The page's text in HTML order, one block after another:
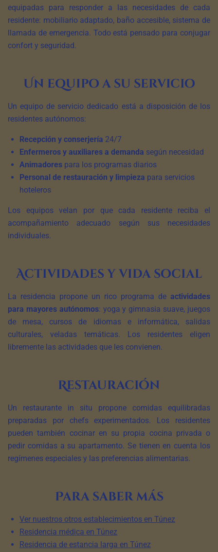
equipadas para responder a las necesidades de cada
residente: mobiliario adaptado, baño accesible, sistema de
llamada de emergencia. Todo está pensado para conjugar
confort y seguridad.
Un equipo a su servicio
Un equipo de servicio dedicado está a disposición de los
residentes autónomos:
Recepción y conserjería 24/7
Enfermeros y auxiliares a demanda según necesidad
Animadores para los programas diarios
Personal de restauración y limpieza para servicios
hoteleros
Los equipos velan por que cada residente reciba el
acompañamiento adecuado según sus necesidades
individuales.
Actividades y vida social
La residencia propone un rico programa de actividades
para mayores autónomos: yoga y gimnasia suave, juegos
de mesa, cursos de idiomas e informática, salidas
culturales, veladas temáticas. Los residentes eligen
libremente las actividades que les convienen.
Restauración
Un restaurante in situ propone comidas equilibradas
preparadas por chefs experimentados. Los residentes
pueden también cocinar en su propia cocina privada o
pedir comidas a su apartamento. Se tienen en cuenta los
regímenes especiales y las preferencias alimentarias.
Para saber más
Ver nuestros otros establecimientos en Túnez
Residencia médica en Túnez
Residencia de estancia larga en Túnez